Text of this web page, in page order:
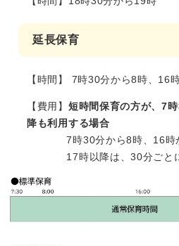
延長保育
【時間】 7時30分から8時、16
【費用】​ 短時間保育の方が、7
降も利用する場合
7時30分から8時、16時か
17時以降は、30分ごと